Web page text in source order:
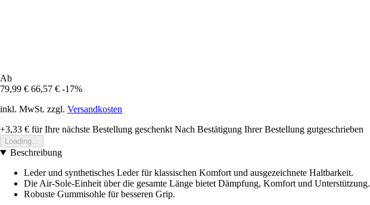
Ab
79,99 € 66,57 € -17%
inkl. MwSt. zzgl. Versandkosten
+3,33 € für Ihre nächste Bestellung geschenkt Nach Bestätigung Ihrer Bestellung gutgeschrieben
Loading...
Beschreibung
Leder und synthetisches Leder für klassischen Komfort und ausgezeichnete Haltbarkeit.
Die Air-Sole-Einheit über die gesamte Länge bietet Dämpfung, Komfort und Unterstützung.
Robuste Gummisohle für besseren Grip.